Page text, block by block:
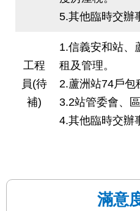
5.其他臨時交辦
工程
員(待
補)
1.信義安和站、
租及管理。
2.蘆洲站74戶包
3.2站管委會、
4.其他臨時交辦
滿意